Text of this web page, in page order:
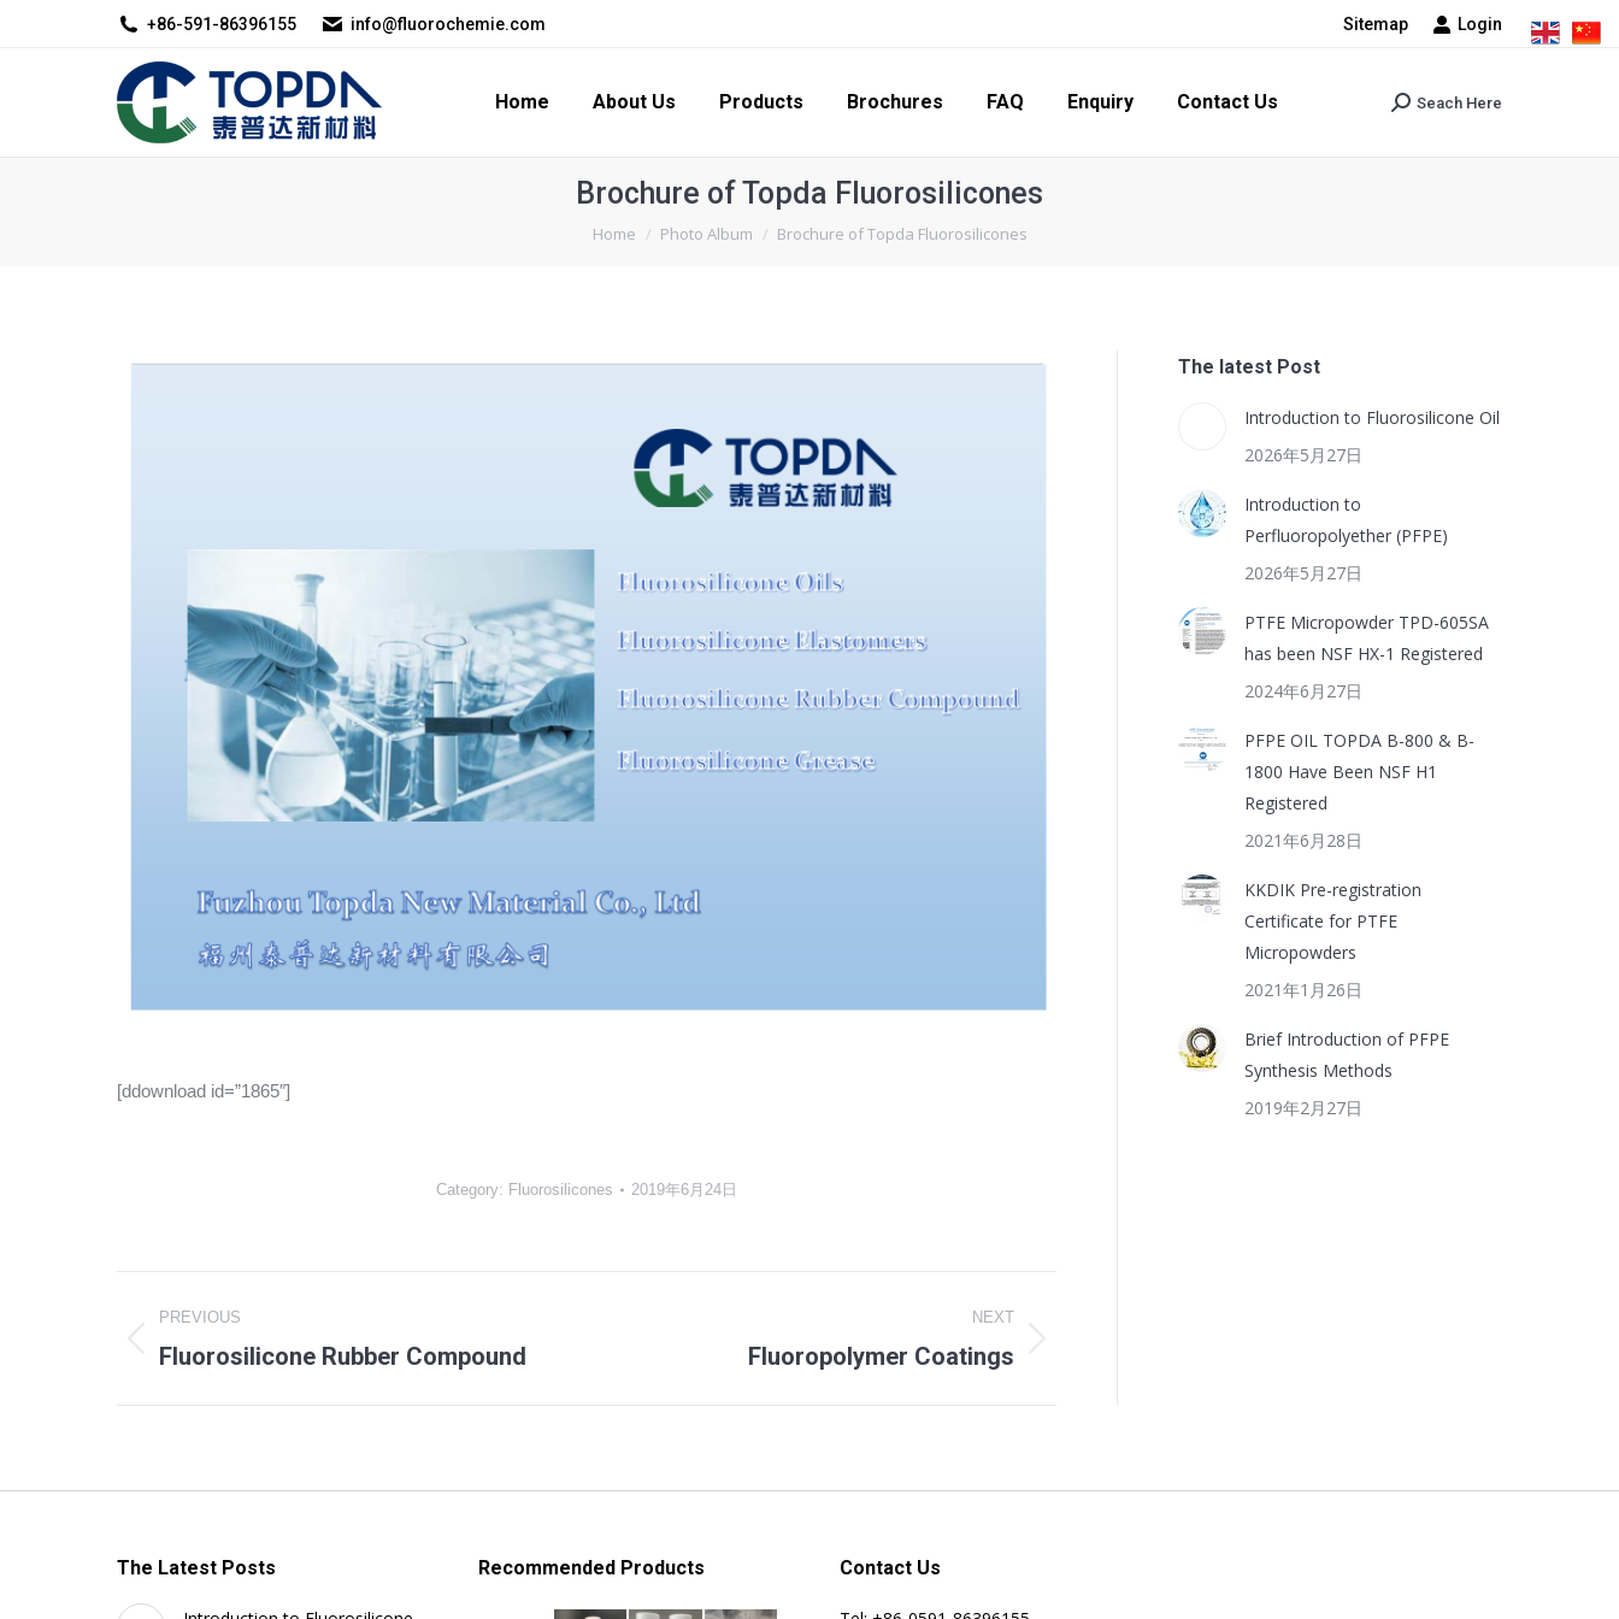
+86-591-86396155 info@fluorochemie.com Sitemap Login
Home About Us Products Brochures FAQ Enquiry Contact Us Search:
Seach Here
Brochure of Topda Fluorosilicones
You are here:
Home Photo Album Brochure of Topda Fluorosilicones
[ddownload id=”1865″]
Category: Fluorosilicones 2019年6月24日
navigation
PREVIOUS
Previous
Fluorosilicone Rubber Compound
NEXT
Fluoropolymer Coatings
The latest Post
Introduction to Fluorosilicone Oil
2026年5月27日
Introduction to
Perfluoropolyether (PFPE)
2026年5月27日
PTFE Micropowder TPD-605SA
has been NSF HX-1 Registered
2024年6月27日
PFPE OIL TOPDA B-800 & B-
1800 Have Been NSF H1
Registered
2021年6月28日
KKDIK Pre-registration
Certificate for PTFE
Micropowders
2021年1月26日
Brief Introduction of PFPE
Synthesis Methods
2019年2月27日
The Latest Posts Recommended Products Contact Us
Home About Us